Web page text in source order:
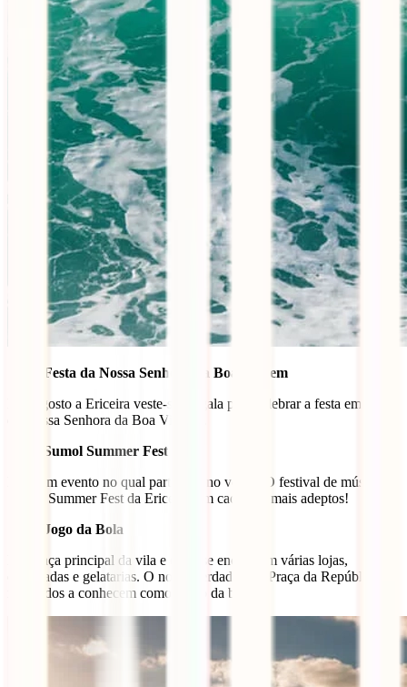
Festa da Nossa Senhora da Boa Viagem
Em Agosto a Ericeira veste-se de gala para celebrar a festa em honra
da Nossa Senhora da Boa Viagem.
Sumol Summer Fest
Mais um evento no qual participar no verão! O festival de música
Sumol Summer Fest da Ericeira tem cada vez mais adeptos!
Jogo da Bola
É a praça principal da vila e onde se encontram várias lojas,
esplanadas e gelatarias. O nome verdadeiro é Praça da República,
mas todos a conhecem como “jogo da bola”.